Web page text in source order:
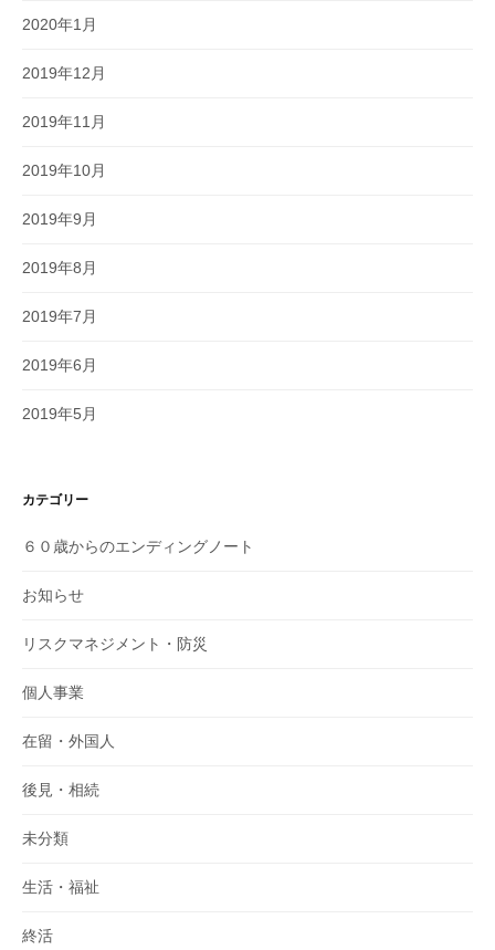
2020年1月
2019年12月
2019年11月
2019年10月
2019年9月
2019年8月
2019年7月
2019年6月
2019年5月
カテゴリー
６０歳からのエンディングノート
お知らせ
リスクマネジメント・防災
個人事業
在留・外国人
後見・相続
未分類
生活・福祉
終活